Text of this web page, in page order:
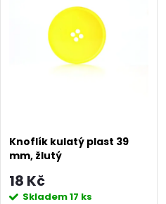
Knoflík kulatý plast 39
mm, žlutý
18 Kč
Skladem17 ks